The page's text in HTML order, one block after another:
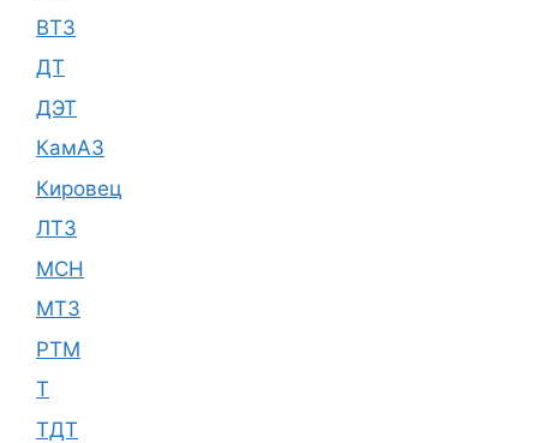
ВТЗ
ДТ
ДЭТ
КамАЗ
Кировец
ЛТЗ
МСН
МТЗ
РТМ
Т
ТДТ